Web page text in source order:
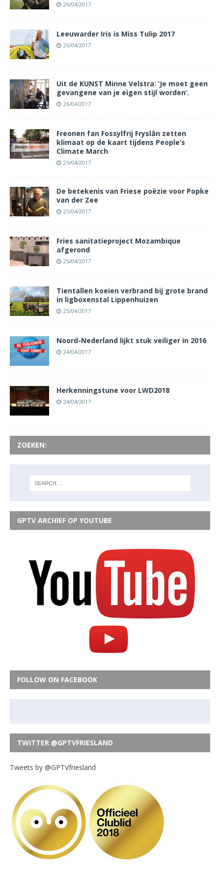
26/04/2017
Leeuwarder Iris is Miss Tulip 2017
26/04/2017
Uit de KUNST Minne Velstra: ‘Je moet geen
gevangene van je eigen stijl worden’.
26/04/2017
Freonen fan Fossylfrij Fryslân zetten
klimaat op de kaart tijdens People’s
Climate March
25/04/2017
De betekenis van Friese poëzie voor Popke
van der Zee
25/04/2017
Fries sanitatieproject Mozambique
afgerond
25/04/2017
Tientallen koeien verbrand bij grote brand
in ligboxenstal Lippenhuizen
25/04/2017
Noord-Nederland lijkt stuk veiliger in 2016
24/04/2017
Herkenningstune voor LWD2018
24/04/2017
ZOEKEN:
GPTV ARCHIEF OP YOUTUBE
FOLLOW ON FACEBOOK
TWITTER @GPTVFRIESLAND
Tweets by @GPTVfriesland